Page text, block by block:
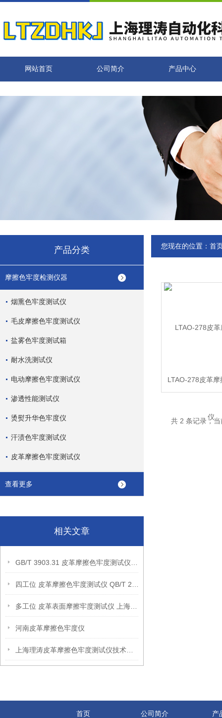
网站首页 公司简介 产品中心
产品分类
摩擦色牢度检测仪器
烟熏色牢度测试仪
毛皮摩擦色牢度测试仪
盐雾色牢度测试箱
耐水洗测试仪
电动摩擦色牢度测试仪
渗透性能测试仪
烫熨升华色牢度仪
汗渍色牢度测试仪
皮革摩擦色牢度测试仪
查看更多
相关文章
河南皮革摩擦色牢度仪
您现在的位置： 首
LTAO-278皮革
共 2 条记录，
首页 公司简介 产